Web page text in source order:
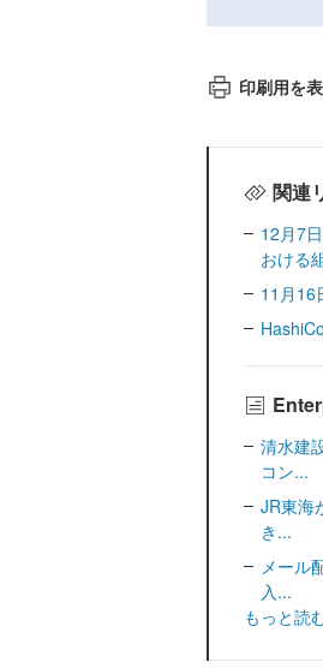
印刷用を
関連
12月7
おける
11月16
清水建
コン...
JR東海
き...
メール
入...
もっと読